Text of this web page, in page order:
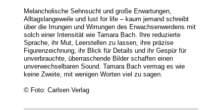
Melancholische Sehnsucht und große Erwartungen,
Alltagslangeweile und lust for life – kaum jemand schreibt
über die Irrungen und Wirrungen des Erwachsenwerdens mit
solch einer Intensität wie Tamara Bach. Ihre reduzierte
Sprache, ihr Mut, Leerstellen zu lassen, ihre präzise
Figurenzeichnung, ihr Blick für Details und ihr Gespür für
unverbrauchte, überraschende Bilder schaffen einen
unverwechselbaren Sound. Tamara Bach vermag es wie
keine Zweite, mit wenigen Worten viel zu sagen.
© Foto: Carlsen Verlag